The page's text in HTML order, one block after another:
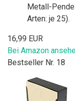
Metall-
Arten: je 25).
16,99 EUR
Bei Amazon
Bestseller Nr. 18